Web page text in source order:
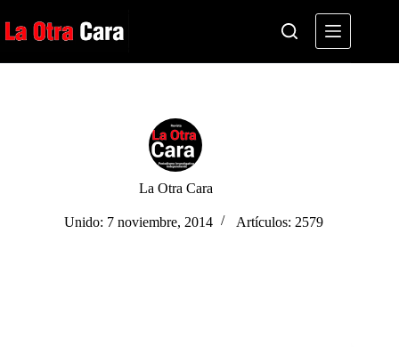
al
contenido
La Otra Cara
Unido: 7 noviembre, 2014 Artículos: 2579